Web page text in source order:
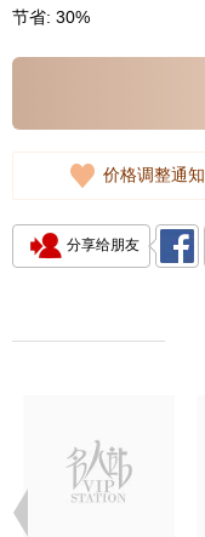
节省: 30%
价格调整通知
分享给朋友